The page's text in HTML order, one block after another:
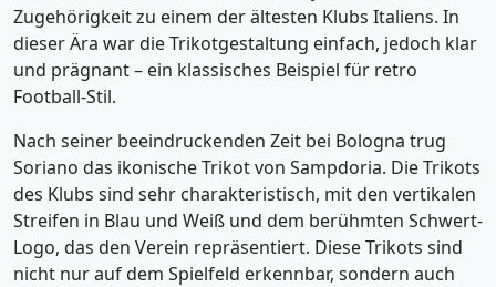
Zugehörigkeit zu einem der ältesten Klubs Italiens. In
dieser Ära war die Trikotgestaltung einfach, jedoch klar
und prägnant – ein klassisches Beispiel für retro
Football-Stil.
Nach seiner beeindruckenden Zeit bei Bologna trug
Soriano das ikonische Trikot von Sampdoria. Die Trikots
des Klubs sind sehr charakteristisch, mit den vertikalen
Streifen in Blau und Weiß und dem berühmten Schwert-
Logo, das den Verein repräsentiert. Diese Trikots sind
nicht nur auf dem Spielfeld erkennbar, sondern auch